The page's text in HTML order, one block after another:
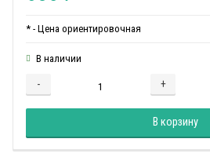
* - Цена ориентировочная
В наличии
- +
Добавляется...
В корзину
Добавлен